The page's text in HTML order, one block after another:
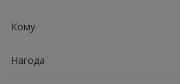
Кому
Нагода